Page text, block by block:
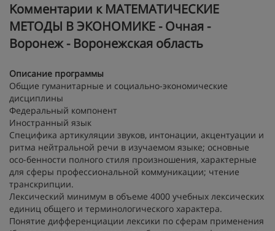
Kомментарии к МАТЕМАТИЧЕСКИЕ
МЕТОДЫ В ЭКОНОМИКЕ - Очная -
Воронеж - Воронежская область
Описание программы
Общие гуманитарные и социально-экономические
дисциплины
Федеральный компонент
Иностранный язык
Специфика артикуляции звуков, интонации, акцентуации и
ритма нейтральной речи в изучаемом языке; основные
осо-бенности полного стиля произношения, характерные
для сферы профессиональной коммуникации; чтение
транскрипции.
Лексический минимум в объеме 4000 учебных лексических
единиц общего и терминологического характера.
Понятие дифференциации лексики по сферам применения